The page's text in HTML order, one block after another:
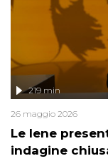
Le Iene
indagine
219 min
26 maggio 2026